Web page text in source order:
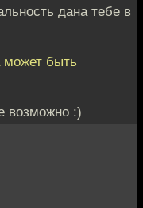
дана тебе в
может быть
возможно :)